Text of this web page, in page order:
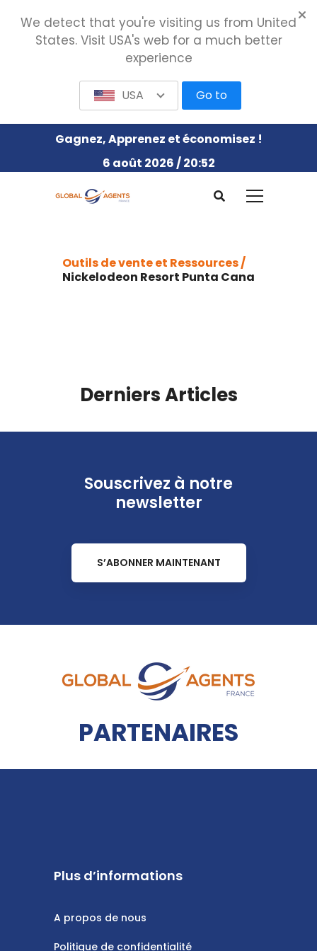
Gagnez, Apprenez et économisez !
6 août 2026 / 20:52
Outils de vente et Ressources /
Nickelodeon Resort Punta Cana
Derniers Articles
Souscrivez à notre
newsletter
S’ABONNER MAINTENANT
PARTENAIRES
Plus d’informations
A propos de nous
Politique de confidentialité
We detect that you're visiting us from United
States. Visit USA's web for a much better
experience
USA Go to